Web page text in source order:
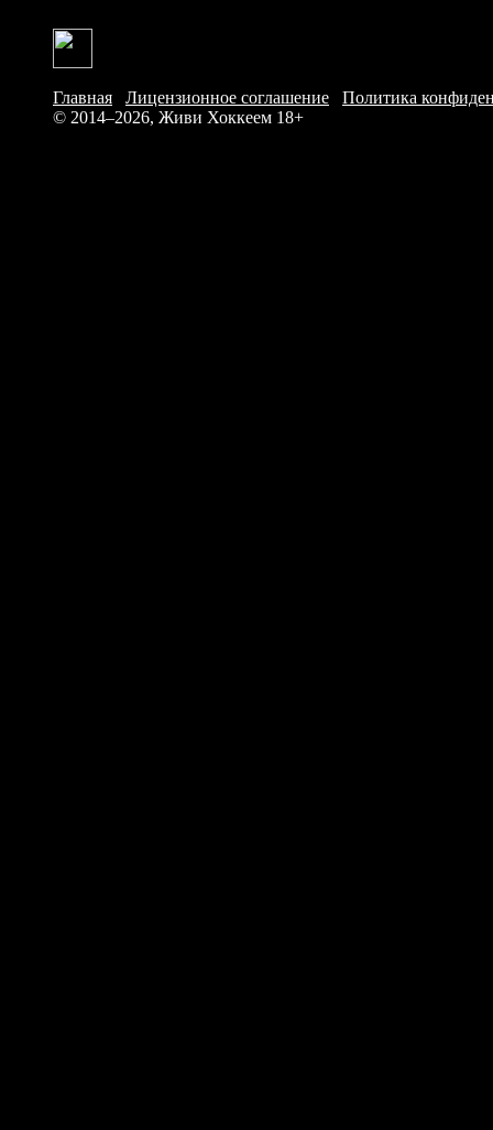
Главная Лицензионное соглашение
Политика
© 2014–2026, Живи Хоккеем 18+